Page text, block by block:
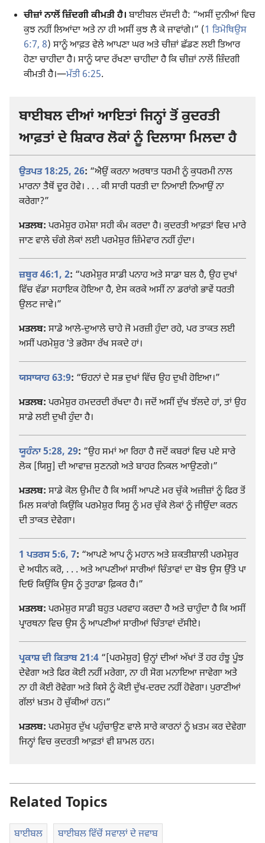
ਚੀਜ਼ਾਂ ਨਾਲੋਂ ਜ਼ਿੰਦਗੀ ਕੀਮਤੀ ਹੈ।ਬਾਈਬਲ ਦੱਸਦੀ ਹੈ: “ਅਸੀਂ ਦੁਨੀਆਂ ਵਿਚ
ਕੁਝ ਨਹੀਂ ਲਿਆਂਦਾ ਅਤੇ ਨਾ ਹੀ ਅਸੀਂ ਕੁਝ ਲੈ ਕੇ ਜਾਵਾਂਗੇ।” (1 ਤਿਮੋਥਿਉਸ
6:7, 8) ਸਾਨੂੰ ਆਫ਼ਤ ਵੇਲੇ ਆਪਣਾ ਘਰ ਅਤੇ ਚੀਜ਼ਾਂ ਛੱਡਣ ਲਈ ਤਿਆਰ
ਹੋਣਾ ਚਾਹੀਦਾ ਹੈ। ਸਾਨੂੰ ਯਾਦ ਰੱਖਣਾ ਚਾਹੀਦਾ ਹੈ ਕਿ ਚੀਜ਼ਾਂ ਨਾਲੋਂ ਜ਼ਿੰਦਗੀ
ਕੀਮਤੀ ਹੈ।—ਮੱਤੀ 6:25.
ਬਾਈਬਲ ਦੀਆਂ ਆਇਤਾਂ ਜਿਨ੍ਹਾਂ ਤੋਂ ਕੁਦਰਤੀ
ਆਫ਼ਤਾਂ ਦੇ ਸ਼ਿਕਾਰ ਲੋਕਾਂ ਨੂੰ ਦਿਲਾਸਾ ਮਿਲਦਾ ਹੈ
ਉਤਪਤ 18:25, 26: “ਐਉਂ ਕਰਨਾ ਅਰਥਾਤ ਧਰਮੀ ਨੂੰ ਕੁਧਰਮੀ ਨਾਲ
ਮਾਰਨਾ ਤੈਥੋਂ ਦੂਰ ਹੋਵੇ। . . . ਕੀ ਸਾਰੀ ਧਰਤੀ ਦਾ ਨਿਆਈ ਨਿਆਉਂ ਨਾ
ਕਰੇਗਾ?”
ਮਤਲਬ:ਪਰਮੇਸ਼ੁਰ ਹਮੇਸ਼ਾ ਸਹੀ ਕੰਮ ਕਰਦਾ ਹੈ। ਕੁਦਰਤੀ ਆਫ਼ਤਾਂ ਵਿਚ ਮਾਰੇ
ਜਾਣ ਵਾਲੇ ਚੰਗੇ ਲੋਕਾਂ ਲਈ ਪਰਮੇਸ਼ੁਰ ਜ਼ਿੰਮੇਵਾਰ ਨਹੀਂ ਹੁੰਦਾ।
ਜ਼ਬੂਰ 46:1, 2: “ਪਰਮੇਸ਼ੁਰ ਸਾਡੀ ਪਨਾਹ ਅਤੇ ਸਾਡਾ ਬਲ ਹੈ, ਉਹ ਦੁਖਾਂ
ਵਿੱਚ ਵੱਡਾ ਸਹਾਇਕ ਹੋਇਆ ਹੈ, ਏਸ ਕਰਕੇ ਅਸੀਂ ਨਾ ਡਰਾਂਗੇ ਭਾਵੇਂ ਧਰਤੀ
ਉਲਟ ਜਾਵੇ।”
ਮਤਲਬ:ਸਾਡੇ ਆਲੇ-ਦੁਆਲੇ ਚਾਹੇ ਜੋ ਮਰਜ਼ੀ ਹੁੰਦਾ ਰਹੇ, ਪਰ ਤਾਕਤ ਲਈ
ਅਸੀਂ ਪਰਮੇਸ਼ੁਰ ʼਤੇ ਭਰੋਸਾ ਰੱਖ ਸਕਦੇ ਹਾਂ।
ਯਸਾਯਾਹ 63:9: “ਓਹਨਾਂ ਦੇ ਸਭ ਦੁਖਾਂ ਵਿੱਚ ਉਹ ਦੁਖੀ ਹੋਇਆ।”
ਮਤਲਬ:ਪਰਮੇਸ਼ੁਰ ਹਮਦਰਦੀ ਰੱਖਦਾ ਹੈ। ਜਦੋਂ ਅਸੀਂ ਦੁੱਖ ਝੱਲਦੇ ਹਾਂ, ਤਾਂ ਉਹ
ਸਾਡੇ ਲਈ ਦੁਖੀ ਹੁੰਦਾ ਹੈ।
ਯੂਹੰਨਾ 5:28, 29: “ਉਹ ਸਮਾਂ ਆ ਰਿਹਾ ਹੈ ਜਦੋਂ ਕਬਰਾਂ ਵਿਚ ਪਏ ਸਾਰੇ
ਲੋਕ [ਯਿਸੂ] ਦੀ ਆਵਾਜ਼ ਸੁਣਨਗੇ ਅਤੇ ਬਾਹਰ ਨਿਕਲ ਆਉਣਗੇ।”
ਮਤਲਬ:ਸਾਡੇ ਕੋਲ ਉਮੀਦ ਹੈ ਕਿ ਅਸੀਂ ਆਪਣੇ ਮਰ ਚੁੱਕੇ ਅਜ਼ੀਜ਼ਾਂ ਨੂੰ ਫਿਰ ਤੋਂ
ਮਿਲ ਸਕਾਂਗੇ ਕਿਉਂਕਿ ਪਰਮੇਸ਼ੁਰ ਯਿਸੂ ਨੂੰ ਮਰ ਚੁੱਕੇ ਲੋਕਾਂ ਨੂੰ ਜੀਉਂਦਾ ਕਰਨ
ਦੀ ਤਾਕਤ ਦੇਵੇਗਾ।
1 ਪਤਰਸ 5:6, 7: “ਆਪਣੇ ਆਪ ਨੂੰ ਮਹਾਨ ਅਤੇ ਸ਼ਕਤੀਸ਼ਾਲੀ ਪਰਮੇਸ਼ੁਰ
ਦੇ ਅਧੀਨ ਕਰੋ, . . . ਅਤੇ ਆਪਣੀਆਂ ਸਾਰੀਆਂ ਚਿੰਤਾਵਾਂ ਦਾ ਬੋਝ ਉਸ ਉੱਤੇ ਪਾ
ਦਿਓ ਕਿਉਂਕਿ ਉਸ ਨੂੰ ਤੁਹਾਡਾ ਫ਼ਿਕਰ ਹੈ।”
ਮਤਲਬ:ਪਰਮੇਸ਼ੁਰ ਸਾਡੀ ਬਹੁਤ ਪਰਵਾਹ ਕਰਦਾ ਹੈ ਅਤੇ ਚਾਹੁੰਦਾ ਹੈ ਕਿ ਅਸੀਂ
ਪ੍ਰਾਰਥਨਾ ਵਿਚ ਉਸ ਨੂੰ ਆਪਣੀਆਂ ਸਾਰੀਆਂ ਚਿੰਤਾਵਾਂ ਦੱਸੀਏ।
ਪ੍ਰਕਾਸ਼ ਦੀ ਕਿਤਾਬ 21:4 “[ਪਰਮੇਸ਼ੁਰ] ਉਨ੍ਹਾਂ ਦੀਆਂ ਅੱਖਾਂ ਤੋਂ ਹਰ ਹੰਝੂ ਪੂੰਝ
ਦੇਵੇਗਾ ਅਤੇ ਫਿਰ ਕੋਈ ਨਹੀਂ ਮਰੇਗਾ, ਨਾ ਹੀ ਸੋਗ ਮਨਾਇਆ ਜਾਵੇਗਾ ਅਤੇ
ਨਾ ਹੀ ਕੋਈ ਰੋਵੇਗਾ ਅਤੇ ਕਿਸੇ ਨੂੰ ਕੋਈ ਦੁੱਖ-ਦਰਦ ਨਹੀਂ ਹੋਵੇਗਾ। ਪੁਰਾਣੀਆਂ
ਗੱਲਾਂ ਖ਼ਤਮ ਹੋ ਚੁੱਕੀਆਂ ਹਨ।”
ਮਤਲਬ:ਪਰਮੇਸ਼ੁਰ ਦੁੱਖ ਪਹੁੰਚਾਉਣ ਵਾਲੇ ਸਾਰੇ ਕਾਰਨਾਂ ਨੂੰ ਖ਼ਤਮ ਕਰ ਦੇਵੇਗਾ
ਜਿਨ੍ਹਾਂ ਵਿਚ ਕੁਦਰਤੀ ਆਫ਼ਤਾਂ ਵੀ ਸ਼ਾਮਲ ਹਨ।
Related Topics
ਬਾਈਬਲ ਬਾਈਬਲ ਵਿੱਚੋਂ ਸਵਾਲਾਂ ਦੇ ਜਵਾਬ